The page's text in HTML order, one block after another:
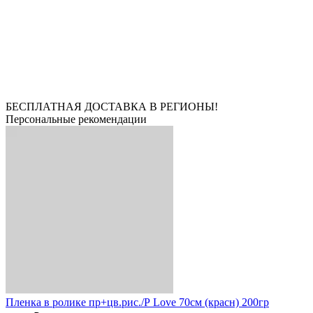
БЕСПЛАТНАЯ ДОСТАВКА В РЕГИОНЫ!
Персональные рекомендации
Пленка в ролике пр+цв.рис./Р Love 70см (красн) 200гр